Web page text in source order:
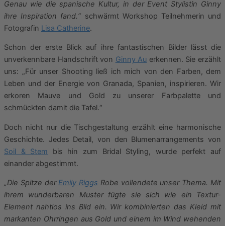
Genau wie die spanische Kultur, in der Event Stylistin Ginny
ihre Inspiration fand.“ schwärmt Workshop Teilnehmerin und
Fotografin Lisa Catherine.
Schon der erste Blick auf ihre fantastischen Bilder lässt die
unverkennbare Handschrift von Ginny Au erkennen. Sie erzählt
uns: „Für unser Shooting ließ ich mich von den Farben, dem
Leben und der Energie von Granada, Spanien, inspirieren. Wir
erkoren Mauve und Gold zu unserer Farbpalette und
schmückten damit die Tafel.“
Doch nicht nur die Tischgestaltung erzählt eine harmonische
Geschichte. Jedes Detail, von den Blumenarrangements von
Soil & Stem bis hin zum Bridal Styling, wurde perfekt auf
einander abgestimmt.
„Die Spitze der Emily Riggs Robe vollendete unser Thema. Mit
ihrem wunderbaren Muster fügte sie sich wie ein Textur-
Element nahtlos ins Bild ein. Wir kombinierten das Kleid mit
markanten Ohrringen aus Gold und einem im Wind wehenden